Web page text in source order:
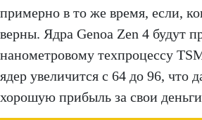
примерно в то же время, если,
верны. Ядра Genoa Zen 4 будут
нанометровому техпроцессу
ядер увеличится с 64 до 96, что
хорошую прибыль за свои